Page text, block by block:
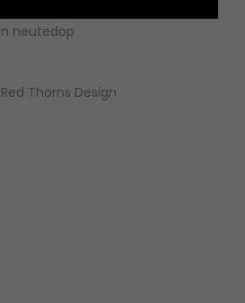
neutedop
Red Thorns Design